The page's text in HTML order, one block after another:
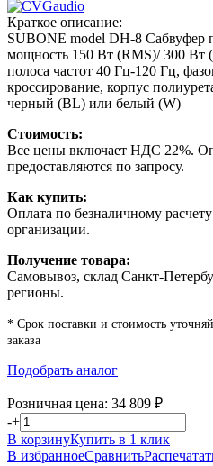
Краткое описание:
SUBONE model DH-8 Сабвуфер
мощность 150 Вт (RMS)/ 300 Вт
полоса частот 40 Гц-120 Гц,
кроссирование, корпус
черный (BL) или белый (W)
Стоимость:
Все цены включает НДС 22%.
предоставляются по запросу.
Как купить:
Оплата по безналичному
организации.
Получение товара:
Самовывоз, склад Санкт-
регионы.
* Срок поставки и стоимость
заказа
Подобрать аналог
Розничная цена: 34 809 ₽
-+
В корзинуКупить в 1 клик
В избранноеСравнить